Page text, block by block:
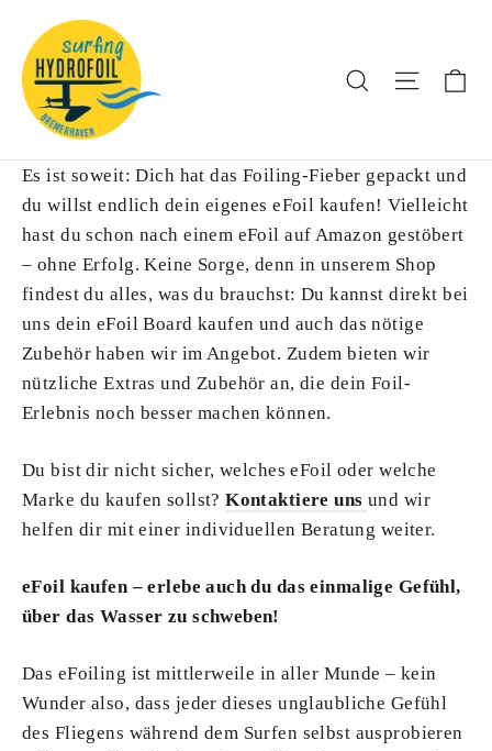
zum
Inhalt
Suche
Es ist soweit: Dich hat das Foiling-Fieber gepackt und
du willst endlich dein eigenes eFoil kaufen! Vielleicht
hast du schon nach einem eFoil auf Amazon gestöbert
– ohne Erfolg. Keine Sorge, denn in unserem Shop
findest du alles, was du brauchst: Du kannst direkt bei
uns dein eFoil Board kaufen und auch das nötige
Zubehör haben wir im Angebot. Zudem bieten wir
nützliche Extras und Zubehör an, die dein Foil-
Erlebnis noch besser machen können.
Du bist dir nicht sicher, welches eFoil oder welche
Marke du kaufen sollst? Kontaktiere unsund wir
helfen dir mit einer individuellen Beratung weiter.
eFoil kaufen – erlebe auch du das einmalige Gefühl,
über das Wasser zu schweben!
Das eFoiling ist mittlerweile in aller Munde – kein
Wunder also, dass jeder dieses unglaubliche Gefühl
des Fliegens während dem Surfen selbst ausprobieren